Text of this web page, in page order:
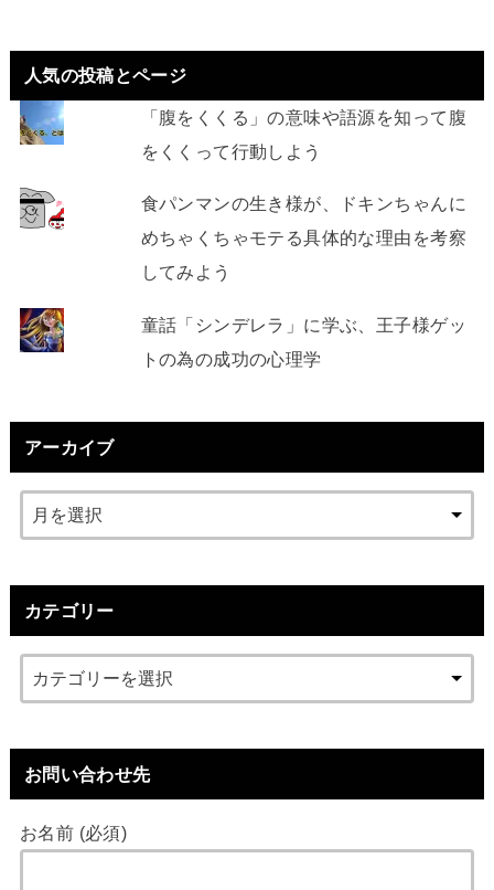
人気の投稿とページ
「腹をくくる」の意味や語源を知って腹
をくくって行動しよう
食パンマンの生き様が、ドキンちゃんに
めちゃくちゃモテる具体的な理由を考察
してみよう
童話「シンデレラ」に学ぶ、王子様ゲッ
トの為の成功の心理学
アーカイブ
カテゴリー
お問い合わせ先
お名前 (必須)